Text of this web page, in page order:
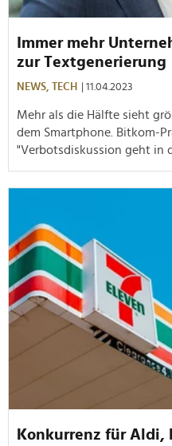
Immer mehr
zur Textgenerierung
NEWS, TECH | 11.04.2023
Mehr als die Hälfte sieht
dem Smartphone. Bitkom-
"Verbotsdiskussion geht in
Konkurrenz für Aldi,